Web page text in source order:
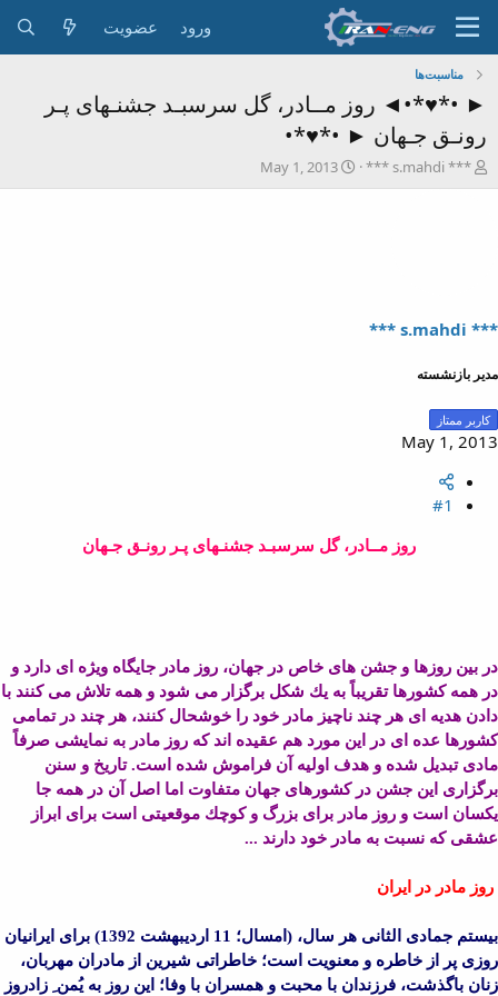
ورود عضویت
مناسبت‌ها
► •*♥*•◄ روز مــادر، گل سرسبـد جشنـهای پـر
رونـق جـهان ► •*♥*•
ش
ر
ه
و
ض
و
ع
*** s.mahdi ***
ت
ا
May 1, 2013
*** s.mahdi ***
مدیر بازنشسته
کاربر ممتاز
May 1, 2013
#1
روز مــادر، گل سرسبـد جشنـهای پـر رونـق جـهان
در بین روزها و جشن های خاص در جهان، روز مادر جایگاه ویژه ای دارد و
در همه كشورها تقریباً به یك شكل برگزار می شود و همه تلاش می كنند با
دادن هدیه ای هر چند ناچیز مادر خود را خوشحال كنند، هر چند در تمامی
كشورها عده ای در این مورد هم عقیده اند كه روز مادر به نمایشی صرفاً
مادی تبدیل شده و هدف اولیه آن فراموش شده است. تاریخ و سنن
برگزاری این جشن در كشورهای جهان متفاوت اما اصل آن در همه جا
یكسان است و روز مادر برای بزرگ و كوچك موقعیتی است برای ابراز
عشقی كه نسبت به مادر خود دارند ...
روز مادر در ایران
بیستم جمادی الثانی هر سال، (امسال؛ 11 اردیبهشت 1392) برای ایرانیان
روزی پر از خاطره و معنویت است؛ خاطراتی شیرین از مادران مهربان،
زنان باگذشت، فرزندان با محبت و همسران با وفا؛ این روز به یُمن ِ زادروز